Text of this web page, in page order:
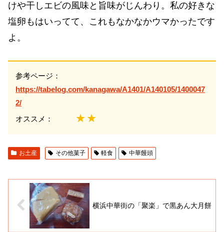
けや干しエビの風味と旨味がじんわり。私の好きな
塩卵もはいってて、これもなかなかウマかったです
よ。
参考ページ：
https://tabelog.com/kanagawa/A1401/A140105/1400047
2/
オススメ： ★★
お土産 その他菓子 軽食 中華饅頭
横浜中華街の「聚楽」で黒あん大月餅